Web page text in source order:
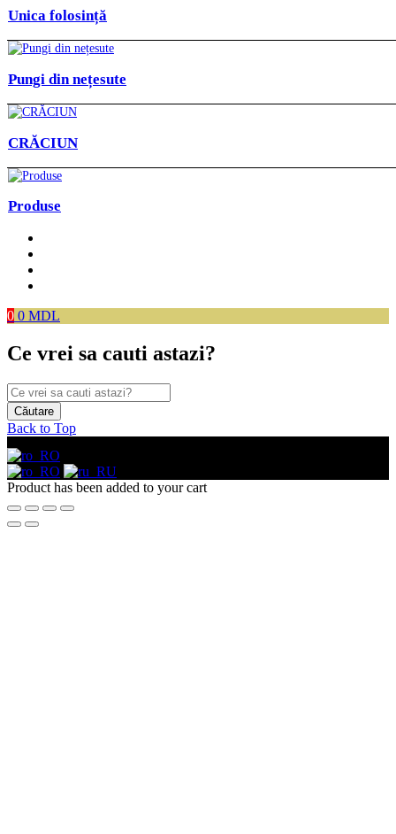
Unica folosință
Pungi din nețesute
CRĂCIUN
Produse
0 0 MDL
Ce vrei sa cauti astazi?
Back to Top
Product has been added to your cart